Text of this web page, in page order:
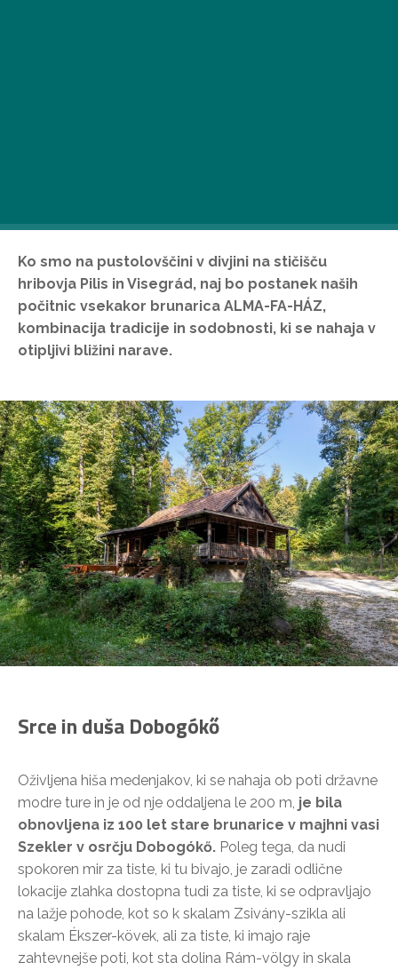
Ko smo na pustolovščini v divjini na stičišču
hribovja Pilis in Visegrád, naj bo postanek naših
počitnic vsekakor brunarica ALMA-FA-HÁZ,
kombinacija tradicije in sodobnosti, ki se nahaja v
otipljivi bližini narave.
Srce in duša Dobogókő
Oživljena hiša medenjakov, ki se nahaja ob poti državne
modre ture in je od nje oddaljena le 200 m, je bila
obnovljena iz 100 let stare brunarice v majhni vasi
Szekler v osrčju Dobogókő. Poleg tega, da nudi
spokoren mir za tiste, ki tu bivajo, je zaradi odlične
lokacije zlahka dostopna tudi za tiste, ki se odpravljajo
na lažje pohode, kot so k skalam Zsivány-szikla ali
skalam Ékszer-kövek, ali za tiste, ki imajo raje
zahtevnejše poti, kot sta dolina Rám-völgy in skala